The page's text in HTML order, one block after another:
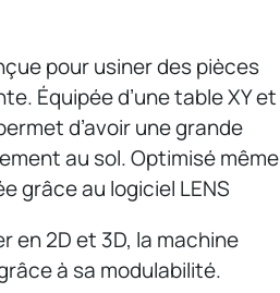
pour usiner des pièces
Équipée d’une table XY et
d’avoir une grande
au sol. Optimisé même
grâce au logiciel LENS
en 2D et 3D, la machine
à sa modulabilité.